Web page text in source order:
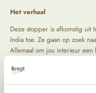
Het verhaal
Deze stopper is afkomstig uit
India toe. Ze gaan op zoek
Allemaal om jou interieur
dat we verschillende unieke
licht kan afwijken van de